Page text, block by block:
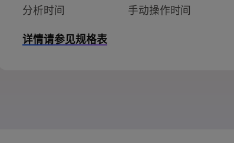
分析时间 手动操作时间
详情请参见规格表